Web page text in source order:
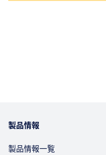
製品情報
製品情報一覧